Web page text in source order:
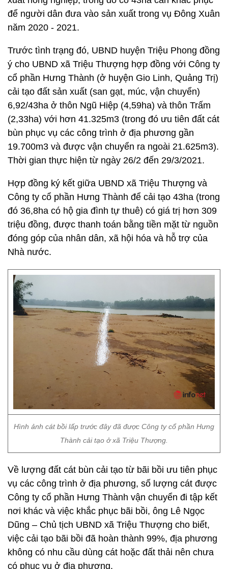
để người dân đưa vào sản xuất trong vụ Đông Xuân
năm 2020 - 2021.
Trước tình trạng đó, UBND huyện Triệu Phong đồng
ý cho UBND xã Triệu Thượng hợp đồng với Công ty
cổ phần Hưng Thành (ở huyện Gio Linh, Quảng Trị)
cải tạo đất sản xuất (san gạt, múc, vận chuyển)
6,92/43ha ở thôn Ngũ Hiệp (4,59ha) và thôn Trấm
(2,33ha) với hơn 41.325m3 (trong đó ưu tiên đất cát
bùn phục vụ các công trình ở địa phương gần
19.700m3 và được vận chuyển ra ngoài 21.625m3).
Thời gian thực hiện từ ngày 26/2 đến 29/3/2021.
Hợp đồng ký kết giữa UBND xã Triệu Thượng và
Công ty cổ phần Hưng Thành để cải tạo 43ha (trong
đó 36,8ha có hộ gia đình tự thuê) có giá trị hơn 309
triệu đồng, được thanh toán bằng tiền mặt từ nguồn
đóng góp của nhân dân, xã hội hóa và hỗ trợ của
Nhà nước.
Hình ảnh cát bồi lấp trước đây đã được Công ty cổ phần Hưng
Thành cải tạo ở xã Triệu Thượng.
Về lượng đất cát bùn cải tạo từ bãi bồi ưu tiên phục
vụ các công trình ở địa phương, số lượng cát được
Công ty cổ phần Hưng Thành vận chuyển đi tập kết
nơi khác và việc khắc phục bãi bồi, ông Lê Ngọc
Dũng – Chủ tịch UBND xã Triệu Thượng cho biết,
việc cải tạo bãi bồi đã hoàn thành 99%, địa phương
không có nhu cầu dùng cát hoặc đất thải nên chưa
có phục vụ ở địa phương.